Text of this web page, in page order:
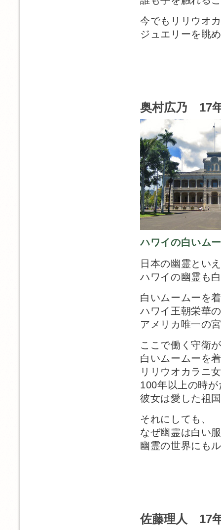
今でもリリウオ
ジュエリーを眺
奥村広乃 17
ハワイの白いム
日本の幽霊とい
ハワイの幽霊も
白いムームーを
ハワイ王朝栄華
アメリカ唯一の
ここで働く守衛
白いムームーを
リリウオカラニ
100年以上の時
彼女は愛した祖
それにしても、
なぜ幽霊は白い
幽霊の世界にも
佐藤理人 17